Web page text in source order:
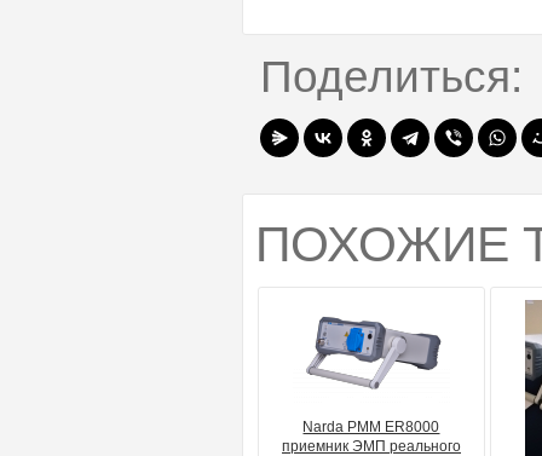
Поделиться:
ПОХОЖИЕ
Narda PMM ER8000
приемник ЭМП реального